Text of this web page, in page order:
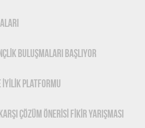
BULUŞMALARI BAŞLIYOR
İYİLİK PLATFORMU
ÇÖZÜM ÖNERİSİ FİKİR YARIŞMASI